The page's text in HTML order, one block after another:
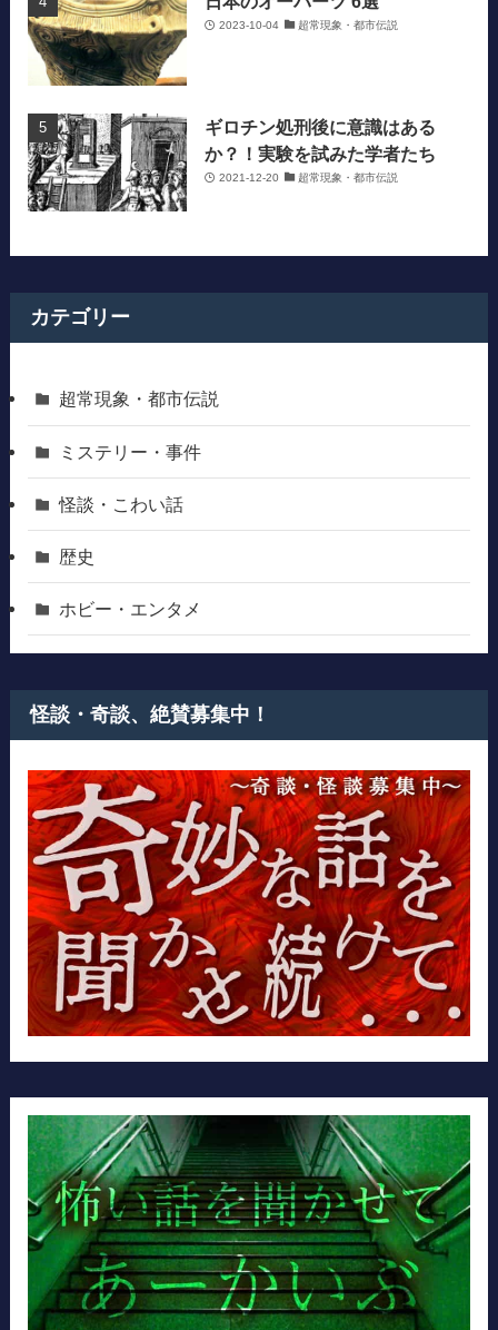
2023-10-04 超常現象・都市伝説
ギロチン処刑後に意識はある
か？！実験を試みた学者たち
2021-12-20 超常現象・都市伝説
カテゴリー
超常現象・都市伝説
ミステリー・事件
怪談・こわい話
歴史
ホビー・エンタメ
怪談・奇談、絶賛募集中！